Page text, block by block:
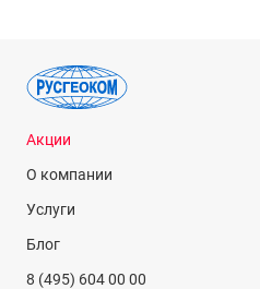
Акции
О компании
Услуги
Блог
8 (495) 604 00 00